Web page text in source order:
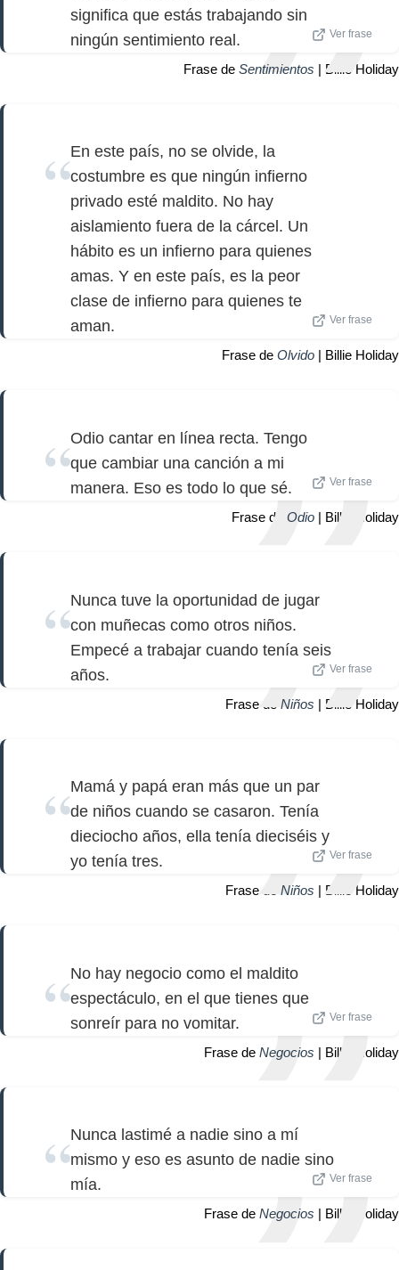
significa que estás trabajando sin
ningún sentimiento real.
Ver frase
Frase de Sentimientos | Billie Holiday
En este país, no se olvide, la
costumbre es que ningún infierno
privado esté maldito. No hay
aislamiento fuera de la cárcel. Un
hábito es un infierno para quienes
amas. Y en este país, es la peor
clase de infierno para quienes te
aman.
Ver frase
Frase de Olvido | Billie Holiday
Odio cantar en línea recta. Tengo
que cambiar una canción a mi
manera. Eso es todo lo que sé.
Ver frase
Frase de Odio | Billie Holiday
Nunca tuve la oportunidad de jugar
con muñecas como otros niños.
Empecé a trabajar cuando tenía seis
años.
Ver frase
Frase de Niños | Billie Holiday
Mamá y papá eran más que un par
de niños cuando se casaron. Tenía
dieciocho años, ella tenía dieciséis y
yo tenía tres.
Ver frase
Frase de Niños | Billie Holiday
No hay negocio como el maldito
espectáculo, en el que tienes que
sonreír para no vomitar.
Ver frase
Frase de Negocios | Billie Holiday
Nunca lastimé a nadie sino a mí
mismo y eso es asunto de nadie sino
mía.
Ver frase
Frase de Negocios | Billie Holiday